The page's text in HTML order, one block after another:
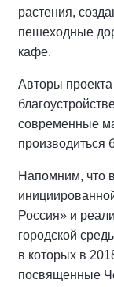
растения,
пешеходные
кафе.
Авторы
современные
производиться
Напомним, что
Россия» и
городской
в которых в
посвященные